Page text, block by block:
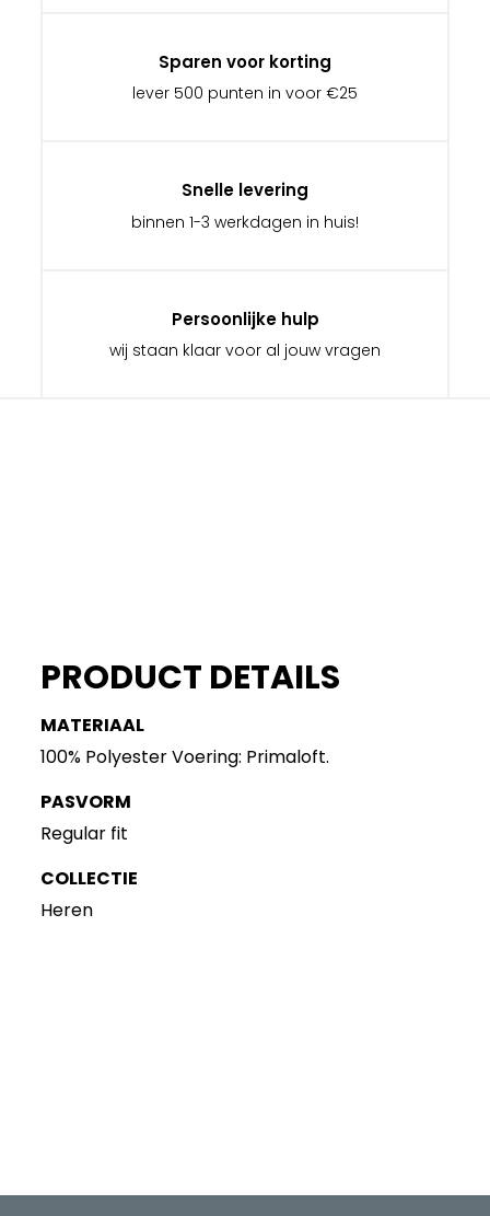
Sparen voor korting
lever 500 punten in voor €25
Snelle levering
binnen 1-3 werkdagen in huis!
Persoonlijke hulp
wij staan klaar voor al jouw vragen
PRODUCT DETAILS
MATERIAAL
100% Polyester Voering: Primaloft.
PASVORM
Regular fit
COLLECTIE
Heren